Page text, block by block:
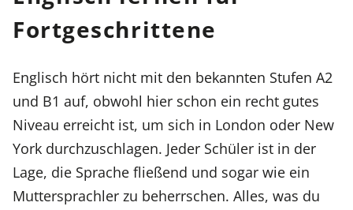
Fortgeschrittene
Englisch hört nicht mit den bekannten Stufen A2
und B1 auf, obwohl hier schon ein recht gutes
Niveau erreicht ist, um sich in London oder New
York durchzuschlagen. Jeder Schüler ist in der
Lage, die Sprache fließend und sogar wie ein
Muttersprachler zu beherrschen. Alles, was du